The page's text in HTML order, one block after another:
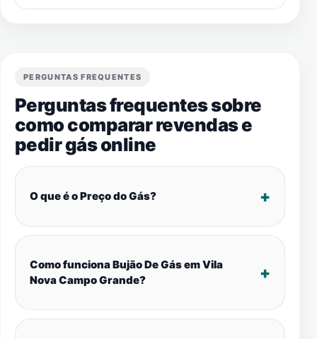
PERGUNTAS FREQUENTES
Perguntas frequentes sobre
como comparar revendas e
pedir gás online
O que é o Preço do Gás?
Como funciona Bujão De Gás em Vila
Nova Campo Grande?